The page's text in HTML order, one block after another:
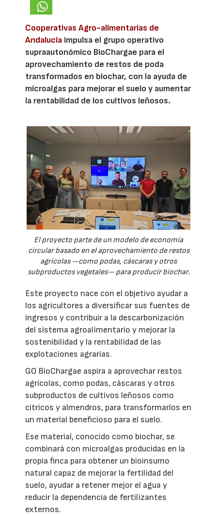
Cooperativas Agro-alimentarias de
Andalucía impulsa el grupo operativo
supraautonómico BioChargae para el
aprovechamiento de restos de poda
transformados en biochar, con la ayuda de
microalgas para mejorar el suelo y aumentar
la rentabilidad de los cultivos leñosos.
El proyecto parte de un modelo de economía
circular basado en el aprovechamiento de restos
agrícolas —como podas, cáscaras y otros
subproductos vegetales— para producir biochar.
Este proyecto nace con el objetivo ayudar a
los agricultores a diversificar sus fuentes de
ingresos y contribuir a la descarbonización
del sistema agroalimentario y mejorar la
sostenibilidad y la rentabilidad de las
explotaciones agrarias.
GO BioChargae aspira a aprovechar restos
agrícolas, como podas, cáscaras y otros
subproductos de cultivos leñosos como
cítricos y almendros, para transformarlos en
un material beneficioso para el suelo.
Ese material, conocido como biochar, se
combinará con microalgas producidas en la
propia finca para obtener un bioinsumo
natural capaz de mejorar la fertilidad del
suelo, ayudar a retener mejor el agua y
reducir la dependencia de fertilizantes
externos.